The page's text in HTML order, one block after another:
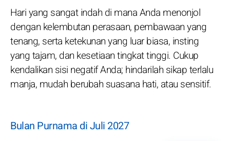
Hari yang sangat indah di mana Anda menonjol
dengan kelembutan perasaan, pembawaan yang
tenang, serta ketekunan yang luar biasa, insting
yang tajam, dan kesetiaan tingkat tinggi. Cukup
kendalikan sisi negatif Anda; hindarilah sikap terlalu
manja, mudah berubah suasana hati, atau sensitif.
Bulan Purnama di Juli 2027